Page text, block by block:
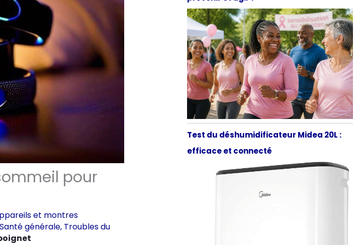
pour
et montres
Santé générale, Troubles du
Test du déshumidificateur Midea 20L :
efficace et connecté